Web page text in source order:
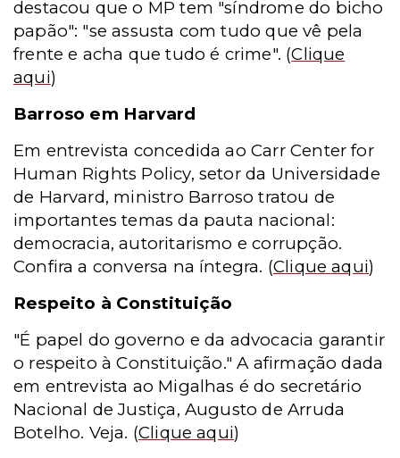
destacou que o MP tem "síndrome do bicho
papão": "se assusta com tudo que vê pela
frente e acha que tudo é crime". (Clique
aqui)
Barroso em Harvard
Em entrevista concedida ao Carr Center for
Human Rights Policy, setor da Universidade
de Harvard, ministro Barroso tratou de
importantes temas da pauta nacional:
democracia, autoritarismo e corrupção.
Confira a conversa na íntegra. (Clique aqui)
Respeito à Constituição
"É papel do governo e da advocacia garantir
o respeito à Constituição." A afirmação dada
em entrevista ao Migalhas é do secretário
Nacional de Justiça, Augusto de Arruda
Botelho. Veja. (Clique aqui)